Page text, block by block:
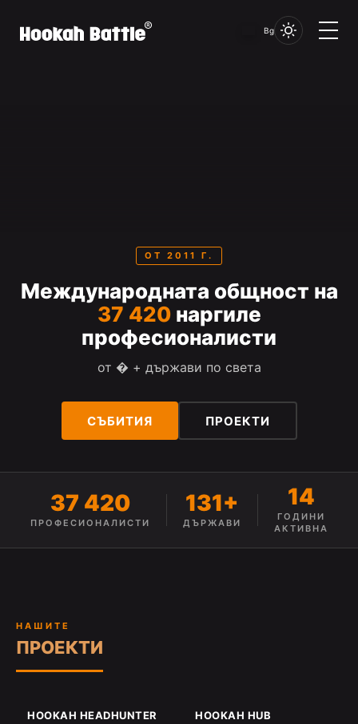
Bg
ОТ 2011 Г.
Международната общност на
37 420наргиле
професионалисти
от � + държави по света
СЪБИТИЯ ПРОЕКТИ
37 420
ПРОФЕСИОНАЛИСТИ
131+
ДЪРЖАВИ
14
ГОДИНИ
АКТИВНА
НАШИТЕ
ПРОЕКТИ
HOOKAH HEADHUNTER HOOKAH HUB